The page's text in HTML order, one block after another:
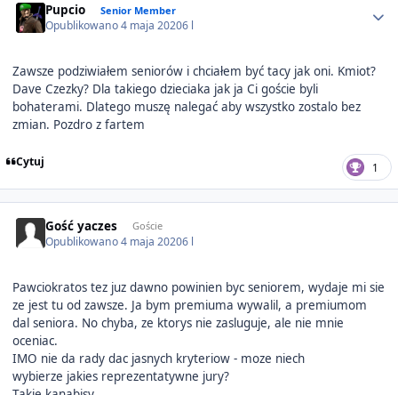
Pupcio Senior Member
Opublikowano4 maja 20206 l
Zawsze podziwiałem seniorów i chciałem być tacy jak oni. Kmiot?
Dave Czezky? Dla takiego dzieciaka jak ja Ci goście byli
bohaterami. Dlatego muszę nalegać aby wszystko zostalo bez
zmian. Pozdro z fartem
Cytuj 1
Gość yaczes Goście
Opublikowano4 maja 20206 l
Pawciokratos tez juz dawno powinien byc seniorem, wydaje mi sie
ze jest tu od zawsze. Ja bym premiuma wywalil, a premiumom
dal seniora. No chyba, ze ktorys nie zasluguje, ale nie mnie
oceniac.
IMO nie da rady dac jasnych kryteriow - moze niech
wybierze jakies reprezentatywne jury?